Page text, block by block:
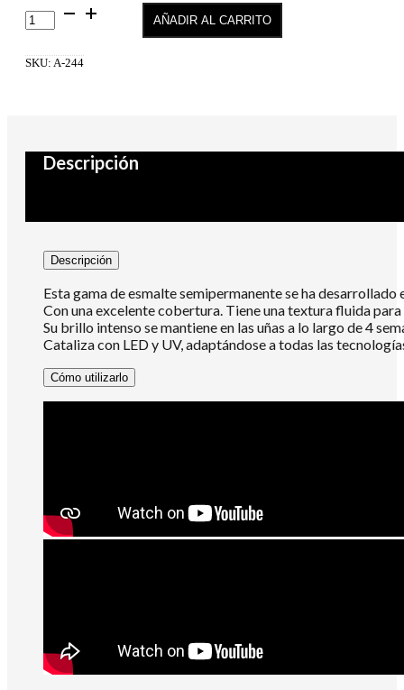
Gel
Polish
cantidad
AÑADIR AL CARRITO
SKU: A-244
Descripción
Descripción
Esta gama de esmalte semipermanente se ha
Con una excelente cobertura. Tiene una textura fluida
Su brillo intenso se mantiene en las uñas a lo largo de 4
Cataliza con LED y UV, adaptándose a todas las
Cómo utilizarlo